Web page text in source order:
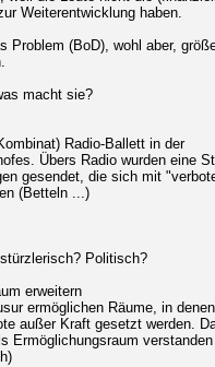
Weiterentwicklung haben.
Problem (BoD), wohl aber,
macht sie?
Radio-Ballett in der
Übers Radio wurden eine
gesendet, die sich mit
(Betteln ...)
Politisch?
erweitern
ermöglichen Räume, in denen
außer Kraft gesetzt werden.
Ermöglichungsraum verstanden